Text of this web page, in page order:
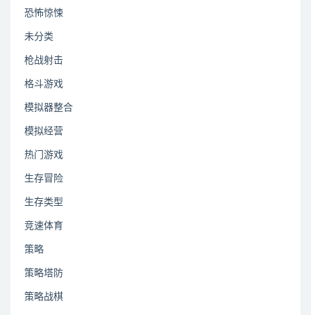
恐怖惊悚
未分类
枪战射击
格斗游戏
模拟器整合
模拟经营
热门游戏
生存冒险
生存类型
竞速体育
策略
策略塔防
策略战棋